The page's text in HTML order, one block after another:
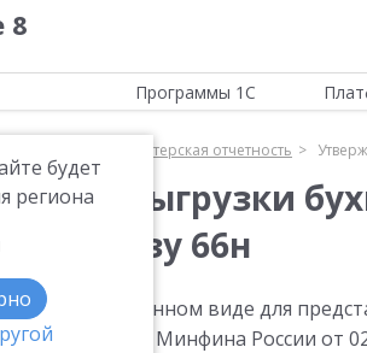
8
будет
региона
Программы 1С
Бухгалтерская отчетность
выгрузки
приказу 66н
в электронном виде для
с приказом Минфина России от